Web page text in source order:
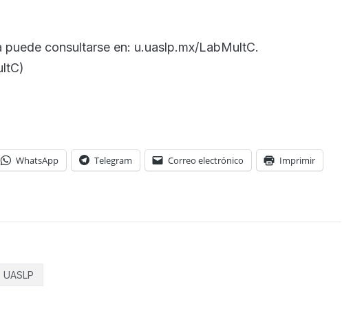
consultarse en: u.uaslp.mx/LabMultC.
WhatsApp Telegram Correo electrónico Imprimir
UASLP